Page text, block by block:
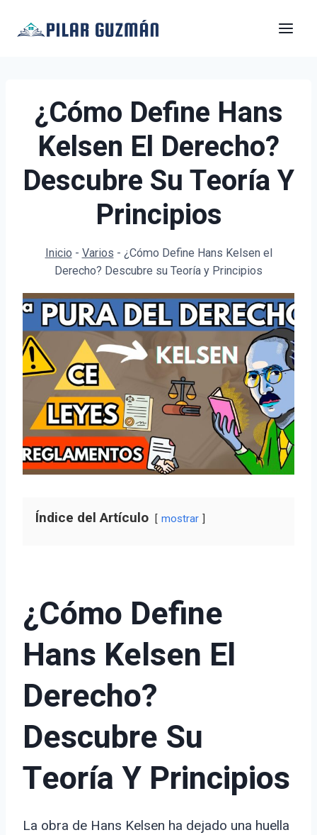
¿Cómo Define Hans
Kelsen El Derecho?
Descubre Su Teoría Y
Principios
Inicio - Varios - ¿Cómo Define Hans Kelsen el
Derecho? Descubre su Teoría y Principios
Índice del Artículo mostrar
¿Cómo Define
Hans Kelsen El
Derecho?
Descubre Su
Teoría Y Principios
La obra de Hans Kelsen ha dejado una huella